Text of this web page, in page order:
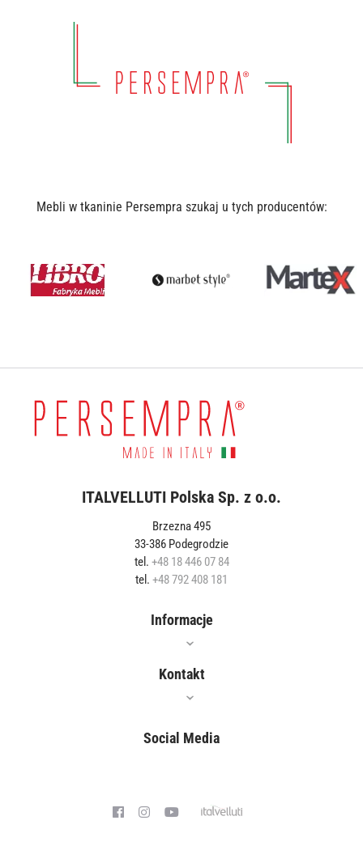
Mebli w tkaninie Persempra szukaj u tych producentów:
ITALVELLUTI Polska Sp. z o.o.
Brzezna 495
33-386 Podegrodzie
tel. +48 18 446 07 84
tel. +48 792 408 181
Informacje
Oferta
Jak czyścić?
Właściwości
Kontakt
Social Media